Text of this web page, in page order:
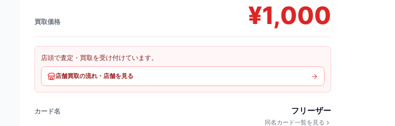
買取価格 ¥1,000
店頭で査定・買取を受け付けています。
店舗買取の流れ・店舗を見る
カード名 フリーザー
同名カード一覧を見る